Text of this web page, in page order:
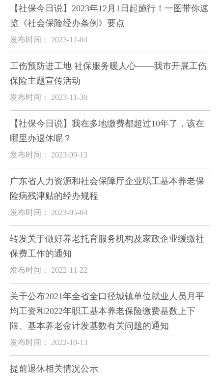
【社保今日说】2023年12月1日起施行！一图带你速
览《社会保险经办条例》要点
发布时间： 2023-12-04
工伤预防进工地 社保服务暖人心——我市开展工伤
保险主题宣传活动
发布时间： 2023-11-30
【社保今日说】我在多地缴费都超过10年了，该在
哪里办退休呢？
发布时间： 2023-09-13
广东省人力资源和社会保障厅企业职工基本养老保
险病残津贴的经办规程
发布时间： 2023-05-04
转发关于做好养老托育服务机构及家政企业缓缴社
保费工作的通知
发布时间： 2022-11-22
关于公布2021年全省全口径城镇单位就业人员月平
均工资和2022年职工基本养老保险缴费基数上下
限、基本养老金计发基数有关问题的通知
发布时间： 2022-10-13
提前退休相关情况公示